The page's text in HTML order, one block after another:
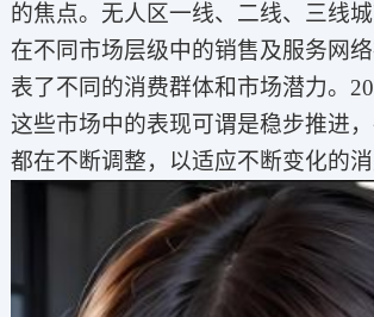
的焦点。无人区一线、二线、三线
在不同市场层级中的销售及服务网
表了不同的消费群体和市场潜力。
这些市场中的表现可谓是稳步推进
都在不断调整，以适应不断变化的消